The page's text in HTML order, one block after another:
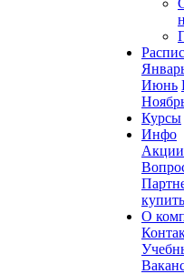
Июнь
Курсы
Инфо
Акции
О